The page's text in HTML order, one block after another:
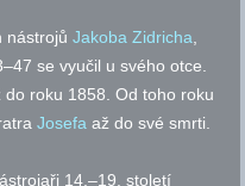
nástrojůJakoba Zidricha,
se vyučil u svého otce.
roku 1858. Od toho roku
Josefa až do své smrti.
14.–19. století